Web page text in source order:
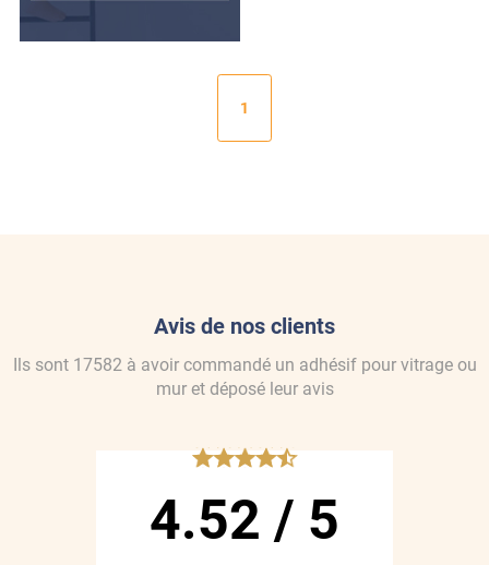
1
Avis de nos clients
Ils sont 17582à avoir commandé un adhésif pour vitrage ou
muret déposé leur avis
*****
4.52 / 5